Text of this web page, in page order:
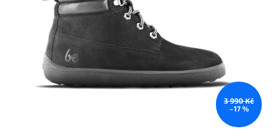
3 990 Kč
–17 %